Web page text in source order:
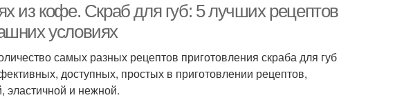
из кофе. Скраб для губ: 5 лучших рецептов
условиях
самых разных рецептов приготовления скраба для губ
доступных, простых в приготовлении рецептов,
эластичной и нежной.